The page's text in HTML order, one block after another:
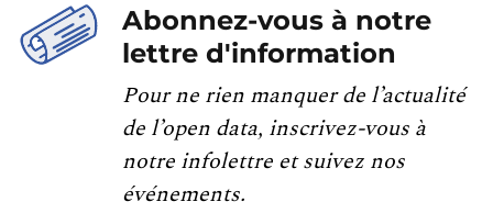
Abonnez-vous à notre
lettre d'information
Pour ne rien manquer de l’actualité
de l’open data, inscrivez-vous à
notre infolettre et suivez nos
événements.